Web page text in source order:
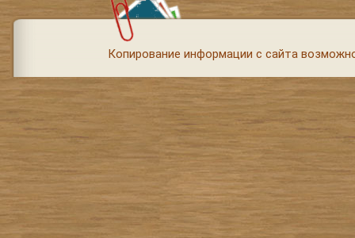
Копирование информации с сайта